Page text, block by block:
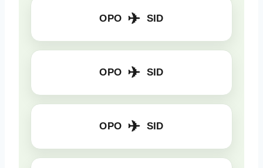
OPO ✈ SID
OPO ✈ SID
OPO ✈ SID